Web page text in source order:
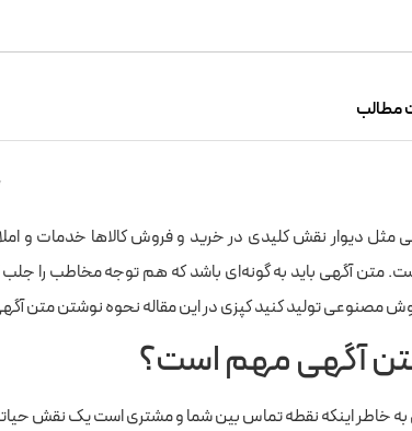
مطالب
مثل دیوار نقش کلیدی در خرید و فروش کالاها خدمات و
متن آگهی باید به گونه‌ای باشد که هم توجه مخاطب را جلب
مصنوعی تولید کنید کپزی در این مقاله نحوه نوشتن متن
آگهی مهم است؟
خاطر اینکه نقطه تماس بین شما و مشتری است یک نقش